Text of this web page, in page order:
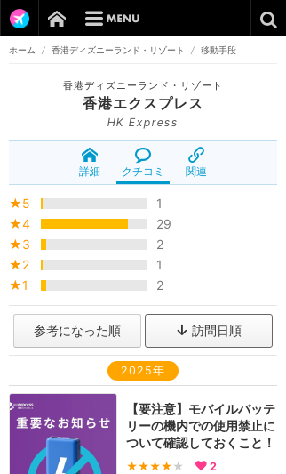
ホーム / 香港ディズニーランド・リゾート / 移動手段
香港ディズニーランド・リゾート
香港エクスプレス
HK Express
詳細 クチコミ 関連
★5
1
★4
29
★3
2
★2
1
★1
2
参考になった順 訪問日順
2025年
【要注意】モバイルバッテ
リーの機内での使用禁止に
ついて確認しておくこと！
★★★★ ★ 2